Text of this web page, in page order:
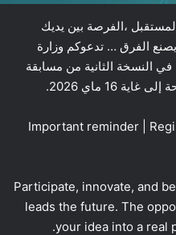
،الفرصة بين يديك
الفرق … تدعوكم وزارة
في النسخة الثانية من مسابقة
Important reminder |
Participate, innovate, and
leads the future. The
your idea into a real